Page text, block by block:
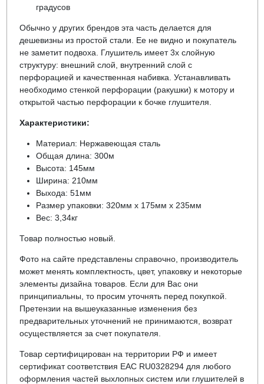
градусов
Обычно у других брендов эта часть делается для
дешевизны из простой стали. Ее не видно и покупатель
не заметит подвоха. Глушитель имеет 3х слойную
структуру: внешний слой, внутренний слой с
перфорацией и качественная набивка. Устанавливать
необходимо стенкой перфорации (ракушки) к мотору и
открытой частью перфорации к бочке глушителя.
Характеристики:
Материал: Нержавеющая сталь
Общая длина: 300м
Высота: 145мм
Ширина: 210мм
Выхода: 51мм
Размер упаковки: 320мм х 175мм х 235мм
Вес: 3,34кг
Товар полностью новый.
Фото на сайте представлены справочно, производитель
может менять комплектность, цвет, упаковку и некоторые
элементы дизайна товаров. Если для Вас они
принципиальны, то просим уточнять перед покупкой.
Претензии на вышеуказанные изменения без
предварительных уточнений не принимаются, возврат
осуществляется за счет покупателя.
Товар сертифицирован на территории РФ и имеет
сертификат соответствия EAC RU0328294 для любого
оформления частей выхлопных систем или глушителей в